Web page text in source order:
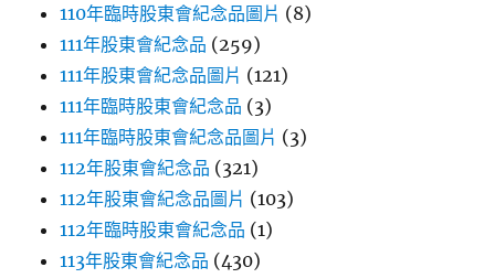
110年臨時股東會紀念品圖片 (8)
111年股東會紀念品 (259)
111年股東會紀念品圖片 (121)
111年臨時股東會紀念品 (3)
111年臨時股東會紀念品圖片 (3)
112年股東會紀念品 (321)
112年股東會紀念品圖片 (103)
112年臨時股東會紀念品 (1)
113年股東會紀念品 (430)